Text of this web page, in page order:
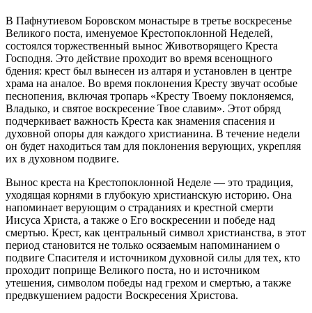
В Пафнутиевом Боровском монастыре в третье воскресенье
Великого поста, именуемое Крестопоклонной Неделей,
состоялся торжественный вынос Животворящего Креста
Господня. Это действие проходит во время всенощного
бдения: крест был вынесен из алтаря и установлен в центре
храма на аналое. Во время поклонения Кресту звучат особые
песнопения, включая тропарь «Кресту Твоему поклоняемся,
Владыко, и святое воскресение Твое славим». Этот обряд
подчеркивает важность Креста как знамения спасения и
духовной опоры для каждого христианина. В течение недели
он будет находиться там для поклонения верующих, укрепляя
их в духовном подвиге.
Вынос креста на Крестопоклонной Неделе — это традиция,
уходящая корнями в глубокую христианскую историю. Она
напоминает верующим о страданиях и крестной смерти
Иисуса Христа, а также о Его воскресении и победе над
смертью. Крест, как центральный символ христианства, в этот
период становится не только осязаемым напоминанием о
подвиге Спасителя и источником духовной силы для тех, кто
проходит поприще Великого поста, но и источником
утешения, символом победы над грехом и смертью, а также
предвкушением радости Воскресения Христова.